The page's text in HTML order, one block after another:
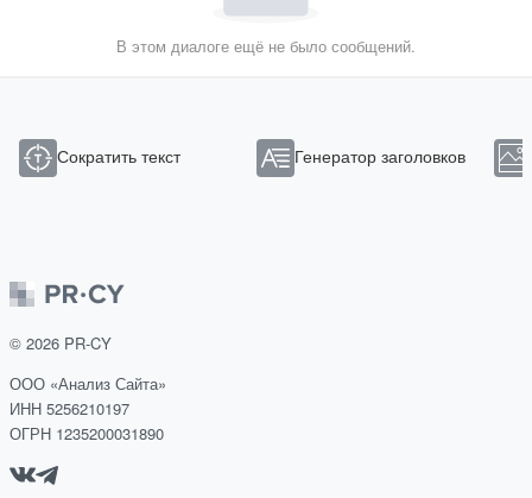
В этом диалоге ещё не было сообщений.
Сократить текст Генератор заголовков
© 2026 PR-CY
ООО «Анализ Сайта»
ИНН 5256210197
ОГРН 1235200031890